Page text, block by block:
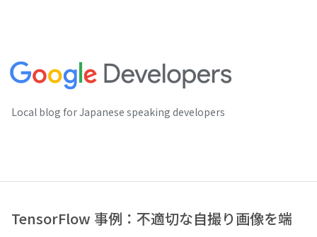
Local blog for Japanese speaking developers
TensorFlow 事例：不適切な自撮り画像を端